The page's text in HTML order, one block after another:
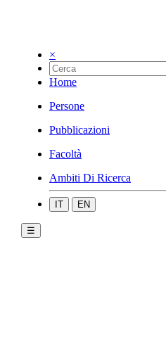
×
Home
Persone
Pubblicazioni
Facoltà
Ambiti Di Ricerca
IT EN
☰